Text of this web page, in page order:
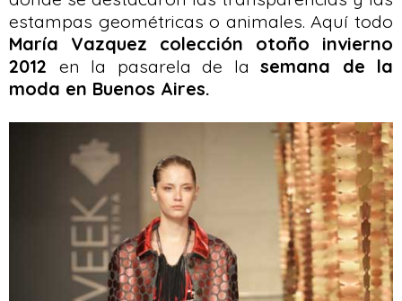
estampas geométricas o animales. Aquí todo
María Vazquez colección otoño invierno
2012 en la pasarela de la semana de la
moda en Buenos Aires.